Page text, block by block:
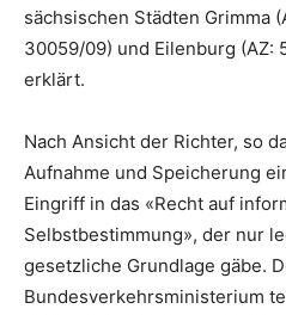
sächsischen Städten Grimma
30059/09) und Eilenburg (AZ:
erklärt.
Nach Ansicht der Richter, so
Aufnahme und Speicherung
Eingriff in das «Recht auf
Selbstbestimmung», der nur
gesetzliche Grundlage gäbe.
Bundesverkehrsministerium